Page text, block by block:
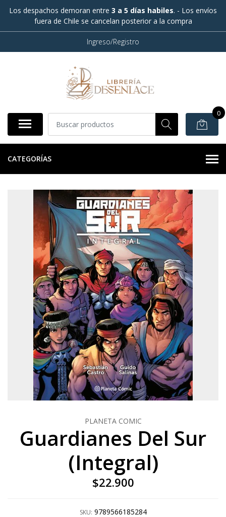
Los despachos demoran entre 3 a 5 días habiles. - Los envíos
fuera de Chile se cancelan posterior a la compra
Ingreso/Registro
0
CATEGORÍAS
PLANETA COMIC
Guardianes Del Sur
(Integral)
$22.900
SKU: 9789566185284